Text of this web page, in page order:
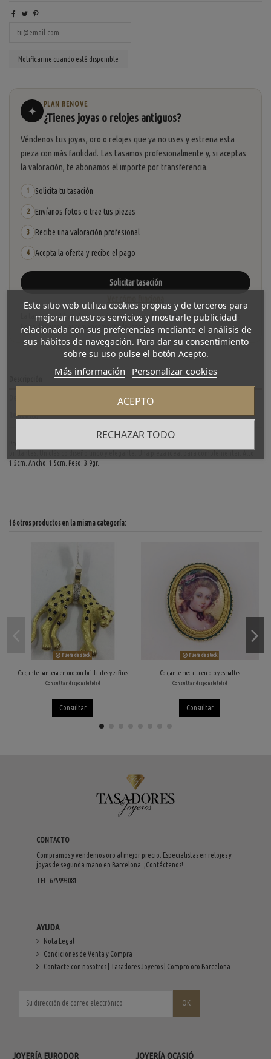
✦
PLAN RENOVE
¿Tienes joyas o relojes antiguos?
Véndenos tus joyas, oro o relojes que ya no uses y estrena esta
pieza con más facilidad. Las tasamos profesionalmente y, si aceptas
la valoración, te abonamos el importe por transferencia.
1 Solicita tu tasación
2 Envíanos fotos o trae tus piezas
3 Recibe una valoración profesional
4 Acepta la oferta y recibe el pago
Solicitar tasación
La tasación está sujeta a revisión y aceptación tras recibir y verificar las piezas.
No se descuenta automáticamente del carrito.
Reviews(0)
1.5cm. Ancho: 1.5cm. Peso: 3.9gr.
16 otros productos en la misma categoría:
Fuera de stock
Colgante pantera en oro con brillantes y zafiros
Consultar disponibilidad
Consultar
Fuera de stock
Colgante medalla en oro y esmaltes
Consultar disponibilidad
Consultar
CONTACTO
Compramos y vendemos oro al mejor precio. Especialistas en relojes y
joyas de segunda mano en Barcelona. ¡Contáctenos!
TEL. 675993081
AYUDA
Nota Legal
Condiciones de Venta y Compra
Contacte con nosotros | Tasadores Joyeros | Compro oro Barcelona
JOYERÍA EURODOR JOYERÍA OCASIÓ
Este sitio web utiliza cookies propias y de terceros para
mejorar nuestros servicios y mostrarle publicidad
relacionada con sus preferencias mediante el análisis de
sus hábitos de navegación. Para dar su consentimiento
sobre su uso pulse el botón Acepto.
Más información Personalizar cookies
RECHAZAR TODO
ACEPTO